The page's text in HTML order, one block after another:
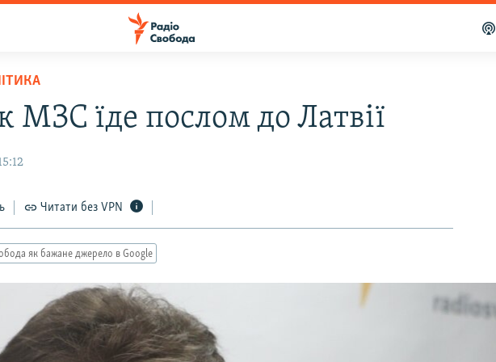
МЗС їде послом до Латвії
Читати без VPN
як бажане джерело в Google